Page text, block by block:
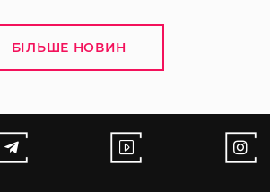
БІЛЬШЕ НОВИН